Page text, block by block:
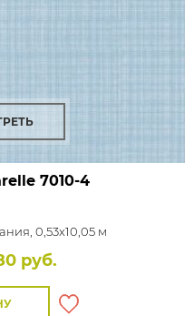
7010-4
0,53x10,05 м
руб.